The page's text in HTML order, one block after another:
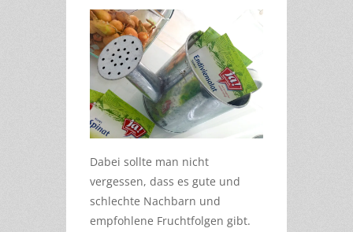
Dabei sollte man nicht
vergessen, dass es gute und
schlechte Nachbarn und
empfohlene Fruchtfolgen gibt.